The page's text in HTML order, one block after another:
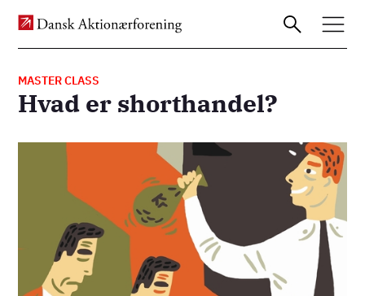
Gå
til
MASTER CLASS
Hvad er shorthandel?